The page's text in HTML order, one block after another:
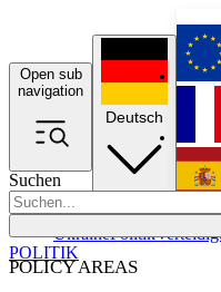
Open sub
navigation
Suchen
POLICY AREAS
UkrainePolitik
Deutsch
POLITIK